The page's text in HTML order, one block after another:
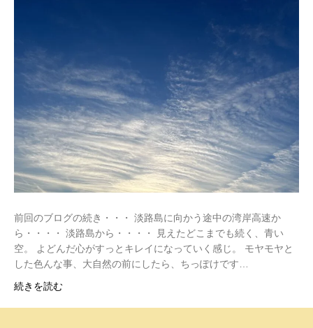
前回のブログの続き・・・ 淡路島に向かう途中の湾岸高速か
ら・・・・ 淡路島から・・・・ 見えたどこまでも続く、青い
空。 よどんだ心がすっとキレイになっていく感じ。 モヤモヤと
した色んな事、大自然の前にしたら、ちっぽけです…
続きを読む